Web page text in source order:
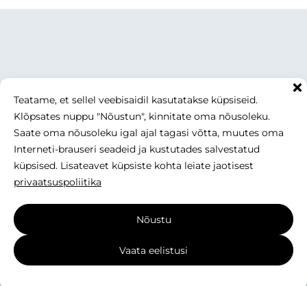
Teatame, et sellel veebisaidil kasutatakse küpsiseid.
Klõpsates nuppu "Nõustun", kinnitate oma nõusoleku.
Saate oma nõusoleku igal ajal tagasi võtta, muutes oma
Interneti-brauseri seadeid ja kustutades salvestatud
küpsised. Lisateavet küpsiste kohta leiate jaotisest
privaatsuspoliitika
Nõustu
Vaata eelistusi